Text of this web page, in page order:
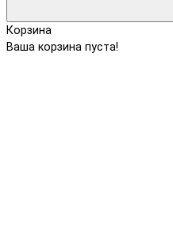
Корзина
Ваша корзина пуста!